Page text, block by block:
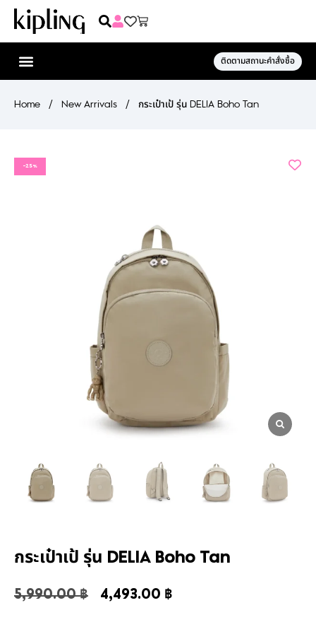
ติดตามสถานะคำสั่งซื้อ
Home / New Arrivals / กระเป๋าเป้ รุ่น DELIA Boho Tan
-25%
กระเป๋าเป้ รุ่น DELIA Boho Tan
5,990.00฿ 4,493.00 ฿